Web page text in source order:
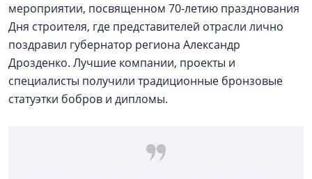
мероприятии, посвященном 70-летию празднования
Дня строителя, где представителей отрасли лично
поздравил губернатор региона Александр
Дрозденко. Лучшие компании, проекты и
специалисты получили традиционные бронзовые
статуэтки бобров и дипломы.